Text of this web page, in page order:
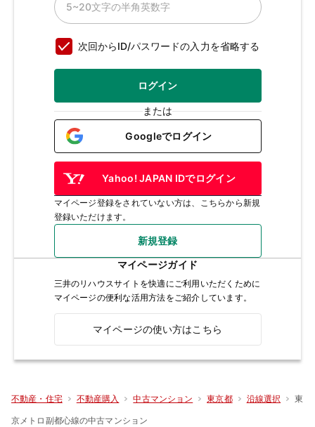
次回からID/パスワードの入力を省略する
ログイン
または
Googleでログイン
Yahoo! JAPAN IDでログイン
マイページ登録をされていない方は、こちらから新規
登録いただけます。
新規登録
マイページガイド
三井のリハウスサイトを快適にご利用いただくために
マイページの便利な活用方法をご紹介しています。
マイページの使い方はこちら
不動産・住宅 不動産購入 中古マンション 東京都 沿線選択 東
京メトロ副都心線の中古マンション